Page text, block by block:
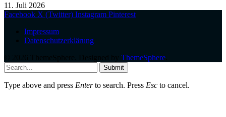
11. Juli 2026
Facebook X (Twitter) Instagram Pinterest
Impressum
Datenschutzerklärung
ThemeSphere
Submit
Type above and press Enterto search. Press Esc to cancel.